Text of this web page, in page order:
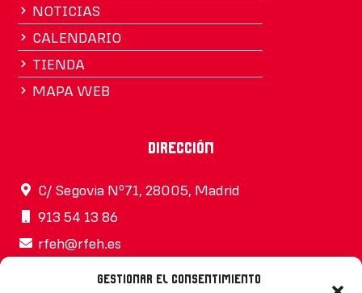
Gestionar el consentimiento
NOTICIAS
CALENDARIO
TIENDA
MAPA WEB
Dirección
C/ Segovia Nº71, 28005, Madrid
913 54 13 86
rfeh@rfeh.es